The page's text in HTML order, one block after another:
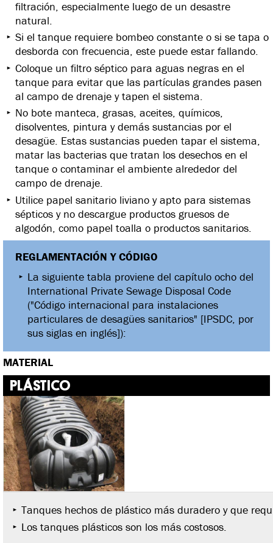
filtración, especialmente luego de un desastre
natural.
Si el tanque requiere bombeo constante o si se tapa o
desborda con frecuencia, este puede estar fallando.
Coloque un filtro séptico para aguas negras en el
tanque para evitar que las partículas grandes pasen
al campo de drenaje y tapen el sistema.
No bote manteca, grasas, aceites, químicos,
disolventes, pintura y demás sustancias por el
desagüe. Estas sustancias pueden tapar el sistema,
matar las bacterias que tratan los desechos en el
tanque o contaminar el ambiente alrededor del
campo de drenaje.
Utilice papel sanitario liviano y apto para sistemas
sépticos y no descargue productos gruesos de
algodón, como papel toalla o productos sanitarios.
REGLAMENTACIÓN Y CÓDIGO
La siguiente tabla proviene del capítulo ocho del
International Private Sewage Disposal Code
("Código internacional para instalaciones
particulares de desagües sanitarios" [IPSDC, por
sus siglas en inglés]):
MATERIAL
PLÁSTICO
Tanques hechos de plástico más duradero y que
Los tanques plásticos son los más costosos.